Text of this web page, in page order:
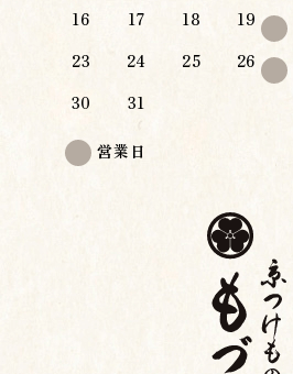
16
17 18 19
23
24 25 26
30
31
営業日